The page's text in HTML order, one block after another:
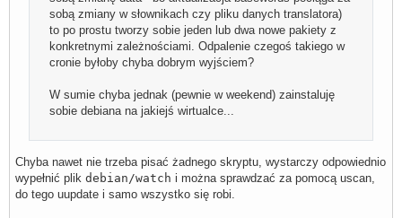
sobą zmiany w słownikach czy pliku danych translatora)
to po prostu tworzy sobie jeden lub dwa nowe pakiety z
konkretnymi zależnościami. Odpalenie czegoś takiego w
cronie byłoby chyba dobrym wyjściem?
W sumie chyba jednak (pewnie w weekend) zainstaluję
sobie debiana na jakiejś wirtualce...
Chyba nawet nie trzeba pisać żadnego skryptu, wystarczy odpowiednio
wypełnić plik debian/watch i można sprawdzać za pomocą uscan,
do tego uupdate i samo wszystko się robi.